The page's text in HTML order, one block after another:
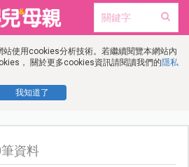
使用cookies分析技術。若繼續閱覽本網站內
， 關於更多cookies資訊請閱讀我們的隱私
我知道了
資料